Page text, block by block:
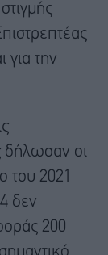
για την
δήλωσαν οι
του 2021
δεν
200